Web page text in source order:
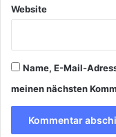
Website
Name, E-Mail-
meinen nächsten